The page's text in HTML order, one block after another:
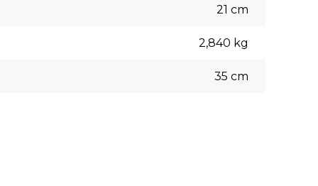
21 cm
2,840 kg
35 cm